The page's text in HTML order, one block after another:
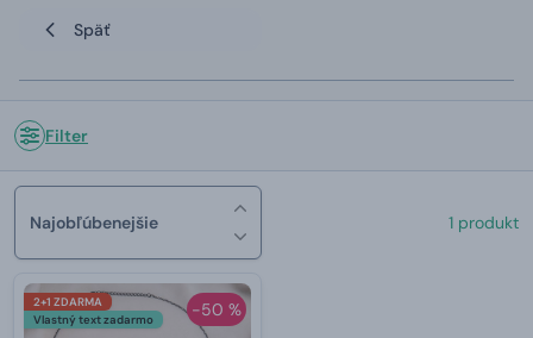
Späť
Filter
Najobľúbenejšie 1 produkt
-50 %
2+1 ZDARMA
Vlastný text zadarmo